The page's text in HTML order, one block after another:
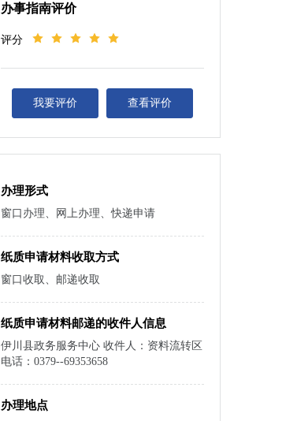
办事指南评价
评分
我要评价 查看评价
办理形式
窗口办理、网上办理、快递申请
纸质申请材料收取方式
窗口收取、邮递收取
纸质申请材料邮递的收件人信息
伊川县政务服务中心 收件人：资料流转区
电话：0379--69353658
办理地点